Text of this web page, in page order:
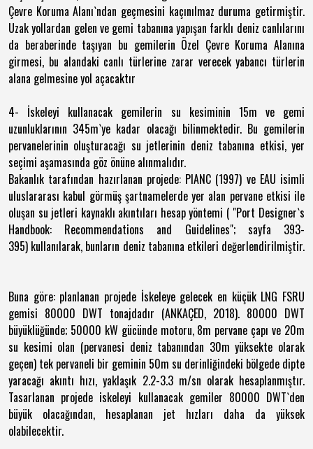
Çevre Koruma Alanı`ndan geçmesini kaçınılmaz duruma getirmiştir.
Uzak yollardan gelen ve gemi tabanına yapışan farklı deniz canlılarını
da beraberinde taşıyan bu gemilerin Özel Çevre Koruma Alanına
girmesi, bu alandaki canlı türlerine zarar verecek yabancı türlerin
alana gelmesine yol açacaktır
4- İskeleyi kullanacak gemilerin su kesiminin 15m ve gemi
uzunluklarının 345m`ye kadar olacağı bilinmektedir. Bu gemilerin
pervanelerinin oluşturacağı su jetlerinin deniz tabanına etkisi, yer
seçimi aşamasında göz önüne alınmalıdır.
Bakanlık tarafından hazırlanan projede: PIANC (1997) ve EAU isimli
uluslararası kabul görmüş şartnamelerde yer alan pervane etkisi ile
oluşan su jetleri kaynaklı akıntıları hesap yöntemi ( "Port Designer`s
Handbook: Recommendations and Guidelines"; sayfa 393-
395) kullanılarak, bunların deniz tabanına etkileri değerlendirilmiştir.
Buna göre: planlanan projede İskeleye gelecek en küçük LNG FSRU
gemisi 80000 DWT tonajdadır (ANKAÇED, 2018). 80000 DWT
büyüklüğünde; 50000 kW gücünde motoru, 8m pervane çapı ve 20m
su kesimi olan (pervanesi deniz tabanından 30m yüksekte olarak
geçen) tek pervaneli bir geminin 50m su derinliğindeki bölgede dipte
yaracağı akıntı hızı, yaklaşık 2.2-3.3 m/sn olarak hesaplanmıştır.
Tasarlanan projede iskeleyi kullanacak gemiler 80000 DWT`den
büyük olacağından, hesaplanan jet hızları daha da yüksek
olabilecektir.